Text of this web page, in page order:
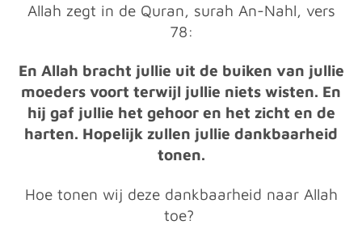
Allah zegt in de Quran, surah An-Nahl, vers
78:
En Allah bracht jullie uit de buiken van jullie
moeders voort terwijl jullie niets wisten. En
hij gaf jullie het gehoor en het zicht en de
harten. Hopelijk zullen jullie dankbaarheid
tonen.
Hoe tonen wij deze dankbaarheid naar Allah
toe?